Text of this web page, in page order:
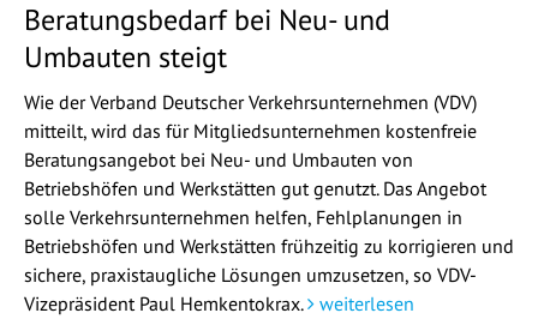
Beratungsbedarf bei Neu- und
Umbauten steigt
Wie der Verband Deutscher Verkehrsunternehmen (VDV)
mitteilt, wird das für Mitgliedsunternehmen kostenfreie
Beratungsangebot bei Neu- und Umbauten von
Betriebshöfen und Werkstätten gut genutzt. Das Angebot
solle Verkehrsunternehmen helfen, Fehlplanungen in
Betriebshöfen und Werkstätten frühzeitig zu korrigieren und
sichere, praxistaugliche Lösungen umzusetzen, so VDV-
Vizepräsident Paul Hemkentokrax.
weiterlesen